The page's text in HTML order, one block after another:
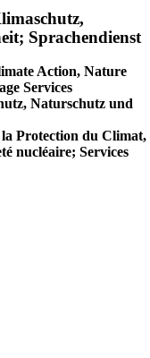
Sprachendienst
Action, Nature
Services
Naturschutz und
Protection du Climat,
nucléaire; Services